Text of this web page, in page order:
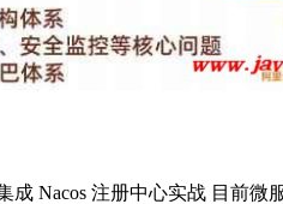
Nacos 注册中心实战 目前